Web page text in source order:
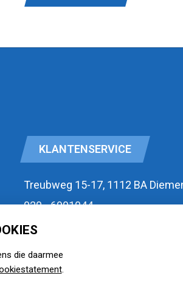
die daarmee
.
KLANTENSERVICE
Treubweg 15-17, 1112 BA
020 - 6901044
Openingstijden
zie watermansport.nl